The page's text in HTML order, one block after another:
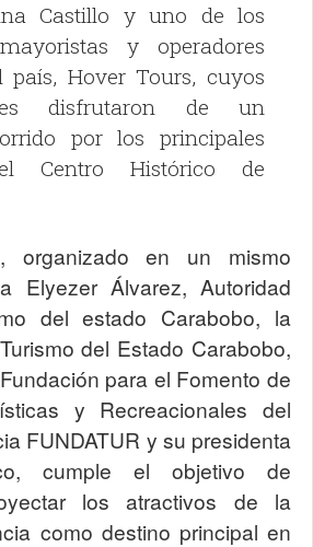
Castillo y uno de los
y operadores
país, Hover Tours, cuyos
disfrutaron de un
por los principales
Centro Histórico de
organizado en un mismo
Elyezer Álvarez, Autoridad
del estado Carabobo, la
del Estado Carabobo,
para el Fomento de
y Recreacionales del
FUNDATUR y su presidenta
cumple el objetivo de
los atractivos de la
como destino principal en